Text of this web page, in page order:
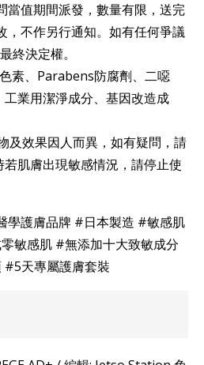
當值期間派發，數量有限，送完
，不作另行通知。如有任何爭議
終決定權。
素、Parabens防腐劑、二噁
業用潔淨成分、基因改造成
及效果因人而異，如有疑問，請
肌膚出現敏感情況，請停止使
學護膚品牌 #日本製造 #敏感肌
敏感肌 #無添加十大致敏成分
天專屬護膚套裝